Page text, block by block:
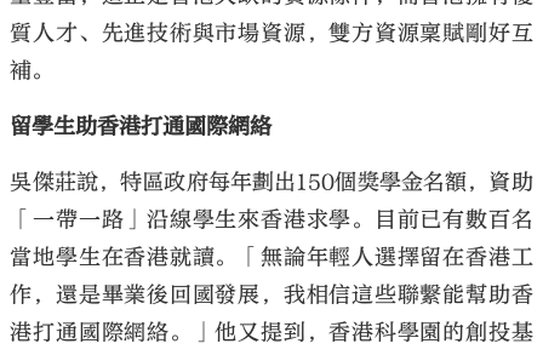
質人才、先進技術與市場資源，雙方資源稟賦剛好互
補。
留學生助香港打通國際網絡
吳傑莊說，特區政府每年劃出150個獎學金名額，資助
「一帶一路」沿線學生來香港求學。目前已有數百名
當地學生在香港就讀。「無論年輕人選擇留在香港工
作，還是畢業後回國發展，我相信這些聯繫能幫助香
港打通國際網絡。」他又提到，香港科學園的創投基